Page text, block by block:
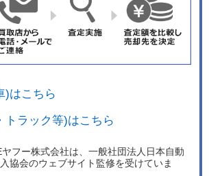
)はこちら
トラック等)はこちら
ヤフー株式会社は、一般社団法人日本自動
協会のウェブサイト監修を受けていま